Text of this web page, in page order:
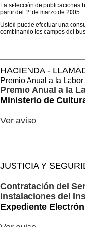
La selección de publicaciones
partir del 1º de marzo de 2005.
Usted puede efectuar una
combinando los campos del
HACIENDA -
Premio Anual a la
Premio Anual a la
Ministerio de
Ver aviso
JUSTICIA Y
Contratación del
instalaciones del
Expediente